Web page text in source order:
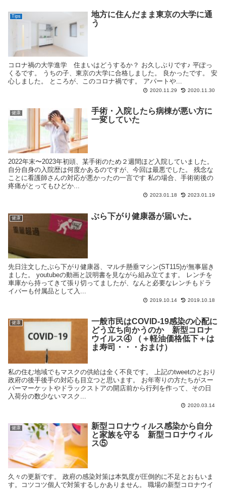
Tips
地方に住んだまま東京の大学に通
う
コロナ禍の大学進学 住まいはどうするか？ お久しぶりです♪ 平ぽっ
くるです。 うちの子、東京の大学に合格しました。 良かったです。 安
心しました。 ところが、このコロナ禍です。 アパートや...
2020.11.29 2020.11.30
健康
手術・入院したら病棟が悪い方に
一変していた
2022年末〜2023年初頭、某手術のため２週間ほど入院していました。
自分自身の入院歴は何度かあるのですが、今回は最悪でした。 残念な
ことに看護師さんの対応が悪かったの一言です 私の場合、手術術後の
疼痛がとってもひどか...
2023.01.18 2023.01.19
健康 ぶら下がり健康器が届いた。
先日注文したぶら下がり健康器、マルチ懸垂マシン(ST115)が無事届き
ました。 youtubeの動画と説明書を見ながら組み立てます。 レンチを
車庫から持ってきて張り切ってましたが、なんと必要なレンチもドラ
イバーも付属品として入...
2019.10.14 2019.10.18
健康
一般市民はCOVID-19感染の心配に
どう立ち向かうのか 新型コロナ
ウイルス④ （＋軽油価格低下＋は
ま寿司・・・おまけ）
私の住む地域でもマスクの供給は全く不良です。 上記のtweetのとおり
政府の後手後手の対応も目立つと思います。 お年寄りの方たちがスー
パーマーケットやドラックストアの開店前から行列を作って、その日
入荷分の数少ないマスク...
2020.03.14
健康
新型コロナウィルス感染から自分
と家族を守る 新型コロナウィル
ス⑤
久々の更新です。 政府の感染対策は本気度が圧倒的に不足とおもいま
す。コツコツ個人で対策するしかありません。 職場の新型コロナウイ